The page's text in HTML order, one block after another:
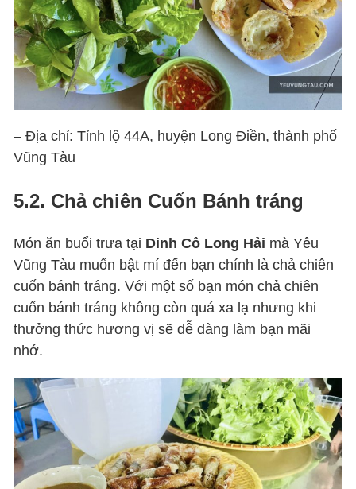
– Địa chỉ: Tỉnh lộ 44A, huyện Long Điền, thành phố
Vũng Tàu
5.2. Chả chiên Cuốn Bánh tráng
Món ăn buổi trưa tại Dinh Cô Long Hải mà Yêu
Vũng Tàu muốn bật mí đến bạn chính là chả chiên
cuốn bánh tráng. Với một số bạn món chả chiên
cuốn bánh tráng không còn quá xa lạ nhưng khi
thưởng thức hương vị sẽ dễ dàng làm bạn mãi
nhớ.